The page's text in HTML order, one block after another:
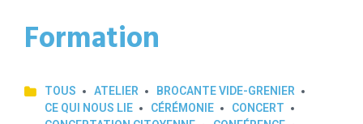
Formation
TOUS ATELIER
BROCANTE VIDE-GRENIER
CE QUI NOUS LIE
CÉRÉMONIE
CONCERT